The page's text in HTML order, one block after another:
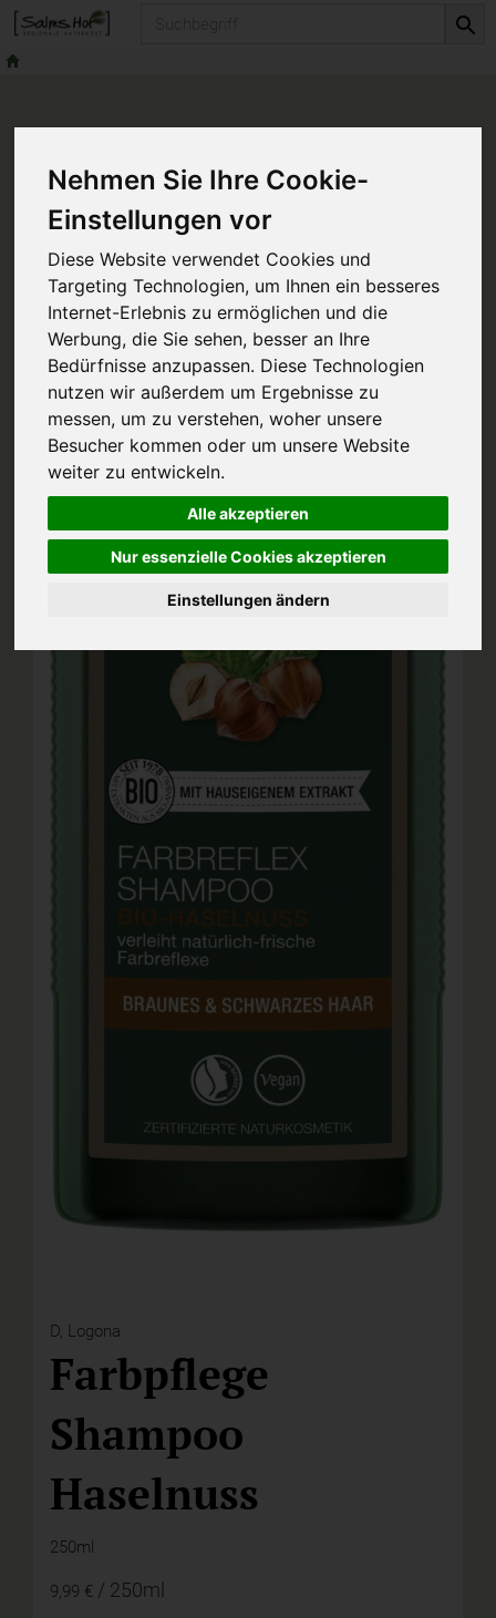
Nehmen Sie Ihre Cookie-
Einstellungen vor
Diese Website verwendet Cookies und
Targeting Technologien, um Ihnen ein besseres
Internet-Erlebnis zu ermöglichen und die
Werbung, die Sie sehen, besser an Ihre
Bedürfnisse anzupassen. Diese Technologien
nutzen wir außerdem um Ergebnisse zu
messen, um zu verstehen, woher unsere
Besucher kommen oder um unsere Website
weiter zu entwickeln.
Alle akzeptieren
Nur essenzielle Cookies akzeptieren
Einstellungen ändern
D, Logona
Farbpflege
Shampoo
Haselnuss
250ml
9,99 € / 250ml